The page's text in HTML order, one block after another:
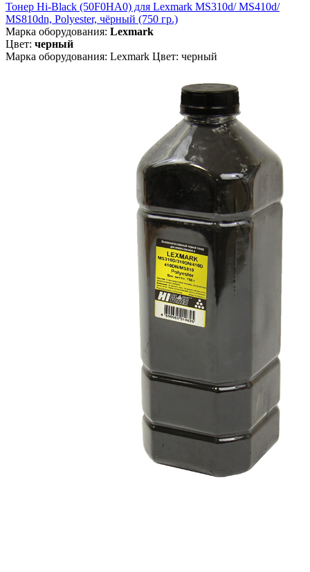
Тонер Hi-Black (50F0HA0) для Lexmark MS310d/ MS410d/
MS810dn, Polyester, чёрный (750 гр.)
Марка оборудования: Lexmark
Цвет: черный
Марка оборудования: Lexmark Цвет: черный